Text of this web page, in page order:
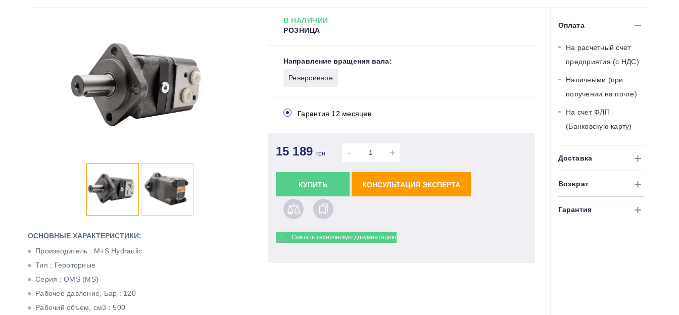
ОСНОВНЫЕ ХАРАКТЕРИСТИКИ:
Производитель : M+S Hydraulic
Тип : Героторные
Серия : OMS (MS)
Рабочее давление, Бар : 120
Рабочий объем, см3 : 500
В НАЛИЧИИ
РОЗНИЦА
Направление вращения вала:
Реверсивное
Гарантия 12 месяцев
15 189грн - +
КУПИТЬ КОНСУЛЬТАЦИЯ ЭКСПЕРТА
Скачать техническую документацию
Оплата
На расчетный счет
предприятия (с НДС)
Наличными (при
получении на почте)
На счет ФЛП
(Банковскую карту)
Доставка
Возврат
Гарантия